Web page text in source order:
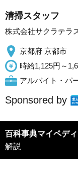
清掃スタッフ
株式会社サクラテラ
京都府 京都市
時給1,125円～
アルバイト・パ
Sponsored by
百科事典マイペデ
解説